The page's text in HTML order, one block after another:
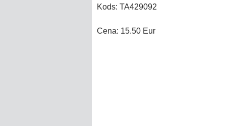
Kods: TA429092
Cena: 15.50 Eur